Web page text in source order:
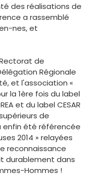
des réalisations de
a rassemblé
nes, et
de
Régionale
et l'association «
la 1ère fois du label
et du label CESAR
de
enfin été référencée
2014 » relayées
reconnaissance
durablement dans
Hommes !